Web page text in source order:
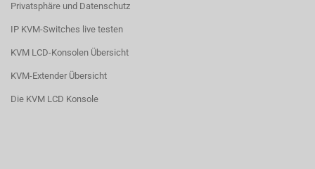
Privatsphäre und Datenschutz
IP KVM-Switches live testen
KVM LCD-Konsolen Übersicht
KVM-Extender Übersicht
Die KVM LCD Konsole